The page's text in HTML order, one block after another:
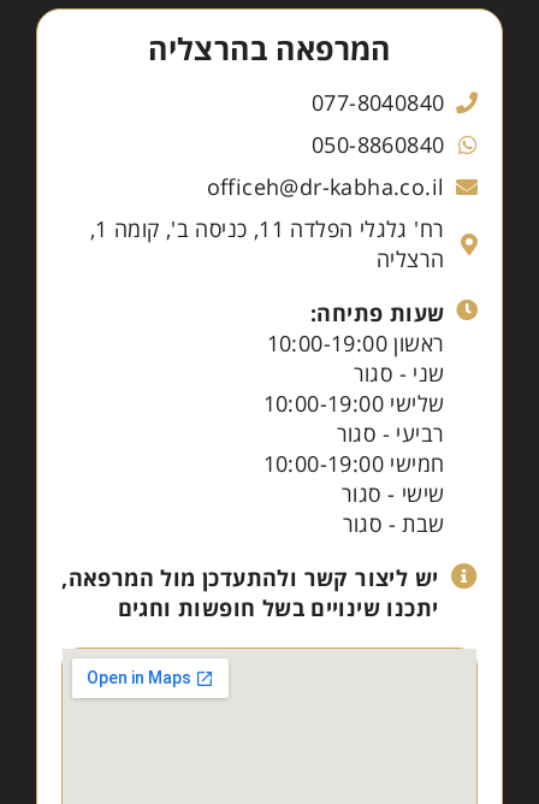
המרפאה בהרצליה
077-8040840
050-8860840
officeh@dr-kabha.co.il
רח' גלגלי הפלדה 11, כניסה ב', קומה 1,
הרצליה
שעות פתיחה:
ראשון 10:00-19:00
שני - סגור
שלישי 10:00-19:00
רביעי - סגור
חמישי 10:00-19:00
שישי - סגור
שבת - סגור
יש ליצור קשר ולהתעדכן מול המרפאה,
יתכנו שינויים בשל חופשות וחגים